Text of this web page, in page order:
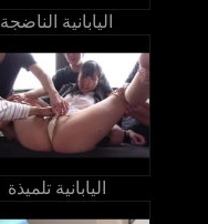
اليابانية الناضجة
اليابانية تلميذة